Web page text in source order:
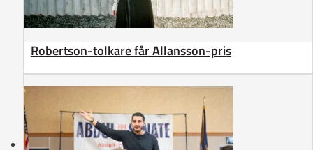
Robertson-tolkare får Allansson-pris